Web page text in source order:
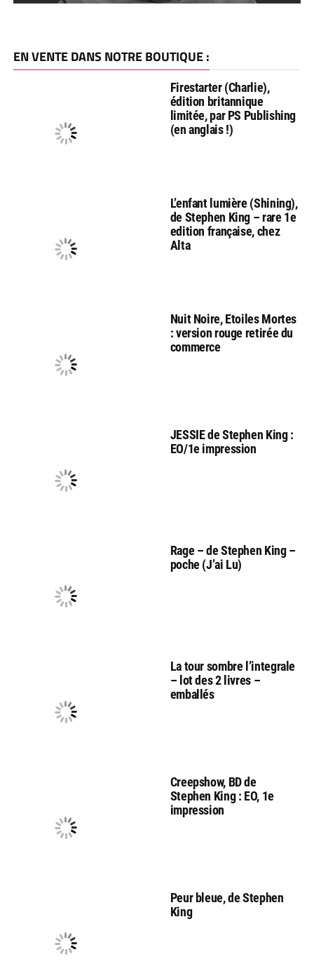
EN VENTE DANS NOTRE BOUTIQUE :
Firestarter (Charlie),
édition britannique
limitée, par PS Publishing
(en anglais !)
L’enfant lumière (Shining),
de Stephen King – rare 1e
edition française, chez
Alta
Nuit Noire, Etoiles Mortes
: version rouge retirée du
commerce
JESSIE de Stephen King :
EO/1e impression
Rage – de Stephen King –
poche (J’ai Lu)
La tour sombre l’integrale
– lot des 2 livres –
emballés
Creepshow, BD de
Stephen King : EO, 1e
impression
Peur bleue, de Stephen
King